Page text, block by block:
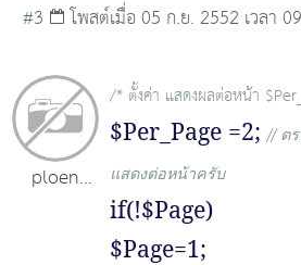
#3 โพสต์เมื่อ 05 ก.ย. 2552 เวลา
ploen
/*ตั้งค่า แสดงผลต่อหน้า
$Per_Page =2;// ต
แสดงต่อหน้าครับ
if(!$Page)
$Page=1;